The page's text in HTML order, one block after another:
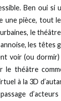
Ben oui si
une pièce, tout
le
les têtes
voir (ou dormir)
le théâtre
à la 3D